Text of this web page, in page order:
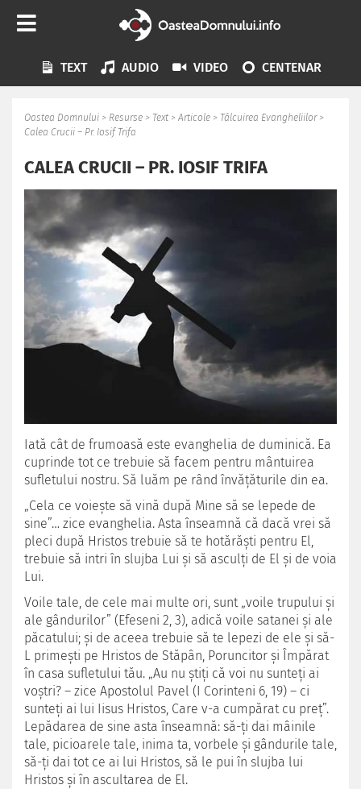
TEXT AUDIO VIDEO CENTENAR
Oastea Domnului > Resurse > Text > Articole > Tâlcuirea Evangheliilor>
Calea Crucii – Pr. Iosif Trifa
CALEA CRUCII – PR. IOSIF TRIFA
Iată cât de frumoasă este evanghelia de duminică. Ea
cuprinde tot ce trebuie să facem pentru mântuirea
sufletului nostru. Să luăm pe rând învăţăturile din ea.
„Cela ce voieşte să vină după Mine să se lepede de
sine”… zice evanghelia. Asta înseamnă că dacă vrei să
pleci după Hristos trebuie să te hotărăşti pentru El,
trebuie să intri în slujba Lui şi să asculţi de El şi de voia
Lui.
Voile tale, de cele mai multe ori, sunt „voile trupului şi
ale gândurilor” (Efeseni 2, 3), adică voile satanei şi ale
păcatului; şi de aceea trebuie să te lepezi de ele şi să-
L primeşti pe Hri­stos de Stăpân, Poruncitor şi Împărat
în casa sufletului tău. „Au nu ştiţi că voi nu sunteţi ai
voştri? – zice Apostolul Pavel (I Corinteni 6, 19) – ci
sunteţi ai lui Iisus Hristos, Care v-a cumpărat cu preţ”.
Lepădarea de sine asta înseamnă: să-ţi dai mâinile
tale, picioarele tale, inima ta, vorbele şi gându­rile tale,
să-ţi dai tot ce ai lui Hristos, să le pui în slujba lui
Hristos şi în ascultarea de El.